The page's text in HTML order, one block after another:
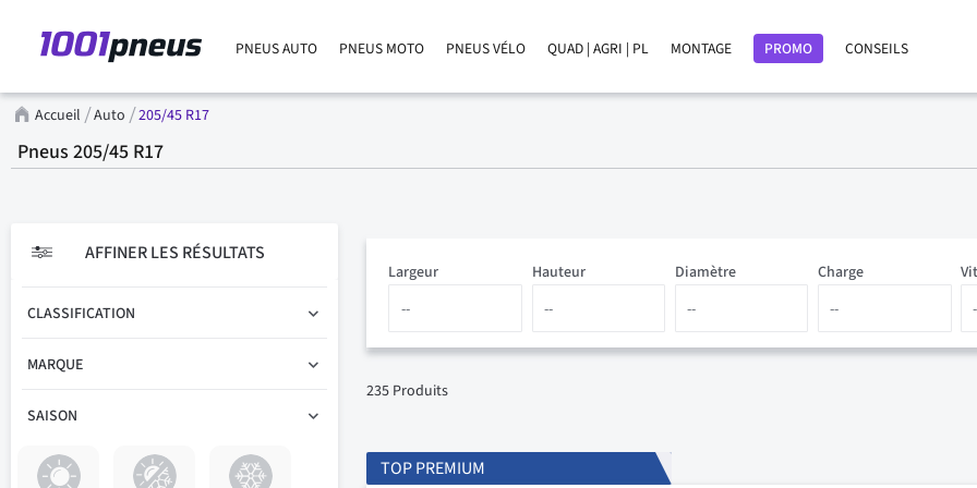
PNEUS AUTO PNEUS MOTO PNEUS VÉLO QUAD | AGRI | PL MONTAGE PROMO CONSEILS
Accueil Auto 205/45 R17
Pneus 205/45 R17
Diamètre
Hauteur Charge
Largeur
235 Produits
TOP PREMIUM
AFFINER LES RÉSULTATS
CLASSIFICATION
MARQUE
SAISON